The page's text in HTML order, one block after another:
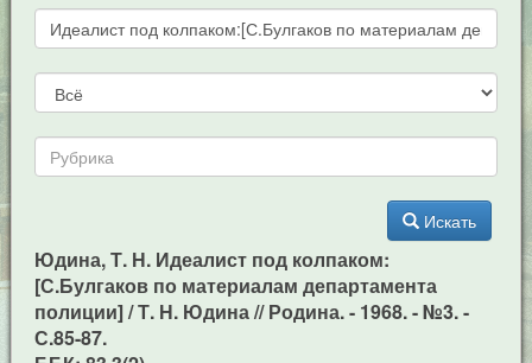
Искать
Юдина, Т. Н. Идеалист под колпаком:
[С.Булгаков по материалам департамента
полиции] / Т. Н. Юдина // Родина. - 1968. - №3. -
С.85-87.